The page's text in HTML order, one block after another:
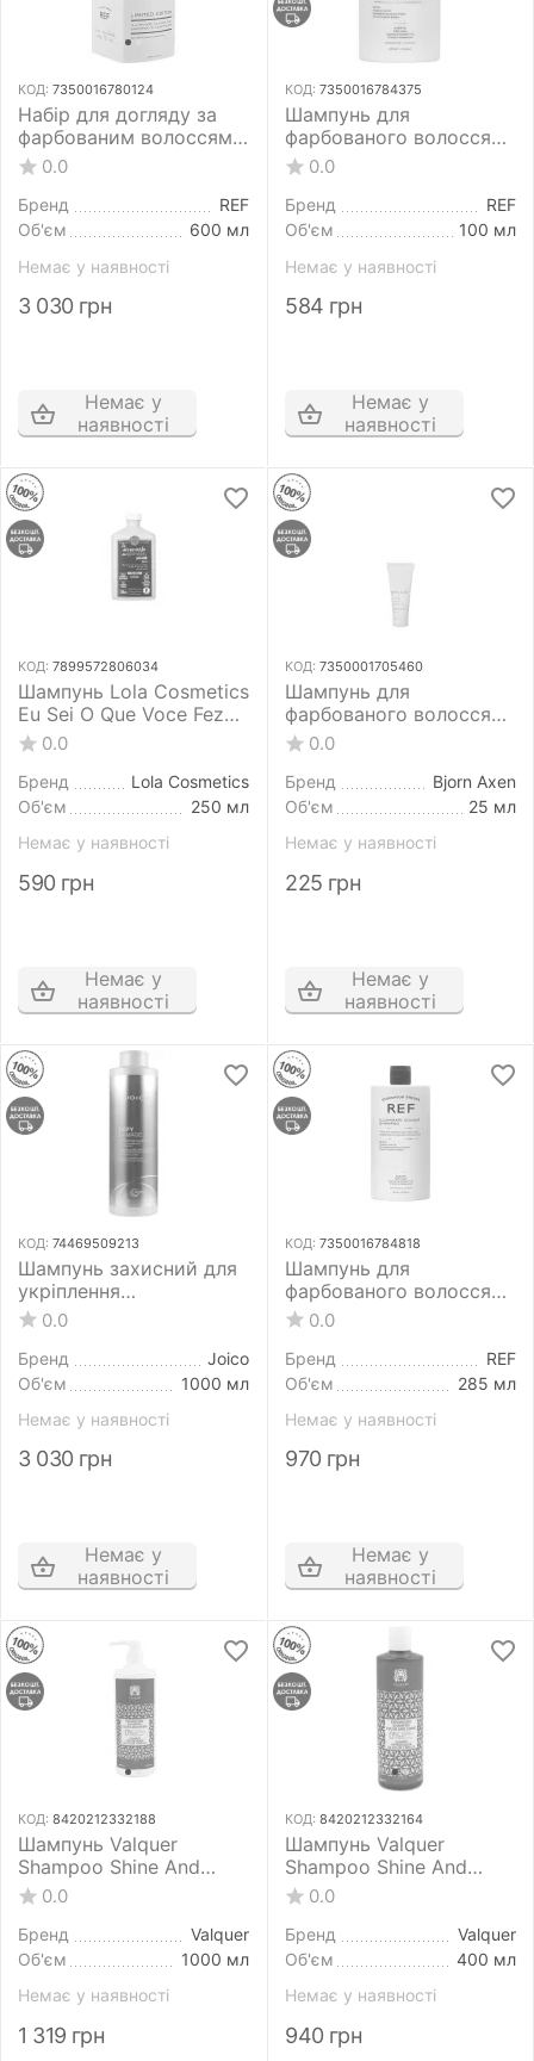
КОД: 7350016780124
Набір для догляду за
фарбованим волоссям
REF Illuminate Colour
Duo Shampoo &
Conditioner 600+600 мл
0.0
Бренд
REF
Об'єм
600 мл
Немає у наявності
3 030 грн
Немає у
наявності
КОД: 7350016784375
Шампунь для
фарбованого волосся
REF Illuminate Colour
Shampoo 100 мл
0.0
Бренд
REF
Об'єм
100 мл
Немає у наявності
584 грн
Немає у
наявності
КОД: 7899572806034
Шампунь Lola Cosmetics
Eu Sei O Que Voce Fez
Na Quimica Passada 250
мл для пошкодженого
або знебарвленого
волосся
0.0
Бренд
Lola Cosmetics
Об'єм
250 мл
Немає у наявності
590 грн
Немає у
наявності
КОД: 7350001705460
Шампунь для
фарбованого волосся
Bjorn Axen Color Seal
Shampoo For Colored
Hair 25 мл
0.0
Бренд
Bjorn Axen
Об'єм
25 мл
Немає у наявності
225 грн
Немає у
наявності
КОД: 74469509213
Шампунь захисний для
укріплення
дисульфідних зв'язків
та стійкості кольору
Joico Defy Damage
Protective Shampoo
0.0
Бренд
Joico
Об'єм
1000 мл
Немає у наявності
3 030 грн
Немає у
наявності
КОД: 7350016784818
Шампунь для
фарбованого волосся
REF Illuminate Colour
Shampoo 285 мл
0.0
Бренд
REF
Об'єм
285 мл
Немає у наявності
970 грн
Немає у
наявності
КОД: 8420212332188
Шампунь Valquer
Shampoo Shine And
Colour Enhancer 1000 мл
для фарбованого
волосся
0.0
Бренд
Valquer
Об'єм
1000 мл
Немає у наявності
1 319 грн
КОД: 8420212332164
Шампунь Valquer
Shampoo Shine And
Colour Enhancer 400 мл
для фарбованого
волосся
0.0
Бренд
Valquer
Об'єм
400 мл
Немає у наявності
940 грн